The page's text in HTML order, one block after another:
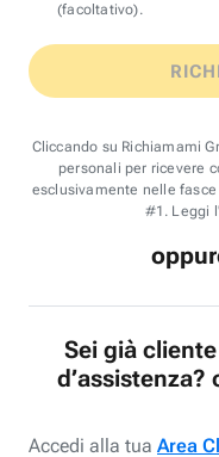
(facoltativo).
Cliccando su Richiamami
personali per ricevere
esclusivamente nelle
#1. Leggi l'
Sei già
d’assistenza?
Accedi alla tua Area